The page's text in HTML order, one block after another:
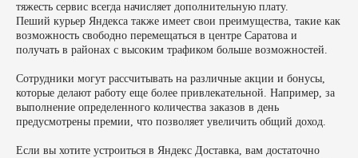
тяжесть сервис всегда начисляет дополнительную плату.
Пеший курьер Яндекса также имеет свои преимущества, такие как
возможность свободно перемещаться в центре Саратова и
получать в районах с высоким трафиком больше возможностей.
Сотрудники могут рассчитывать на различные акции и бонусы,
которые делают работу еще более привлекательной. Например, за
выполнение определенного количества заказов в день
предусмотрены премии, что позволяет увеличить общий доход.
Если вы хотите устроиться в Яндекс Доставка, вам достаточно